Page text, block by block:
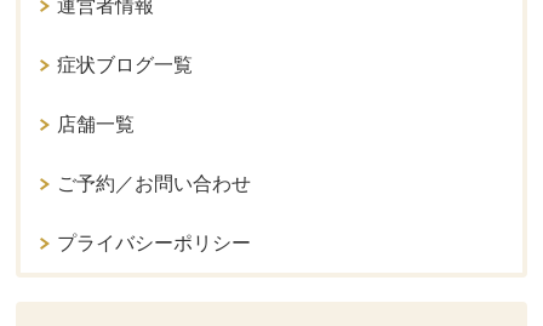
運営者情報
症状ブログ一覧
店舗一覧
ご予約／お問い合わせ
プライバシーポリシー